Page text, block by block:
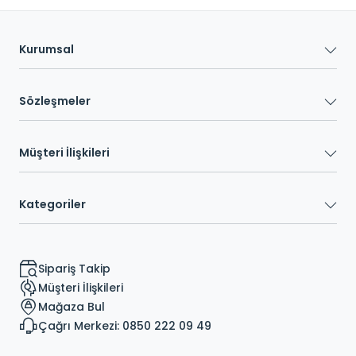
Kurumsal
Sözleşmeler
Müşteri İlişkileri
Kategoriler
Sipariş Takip
Müşteri İlişkileri
Mağaza Bul
Çağrı Merkezi: 0850 222 09 49